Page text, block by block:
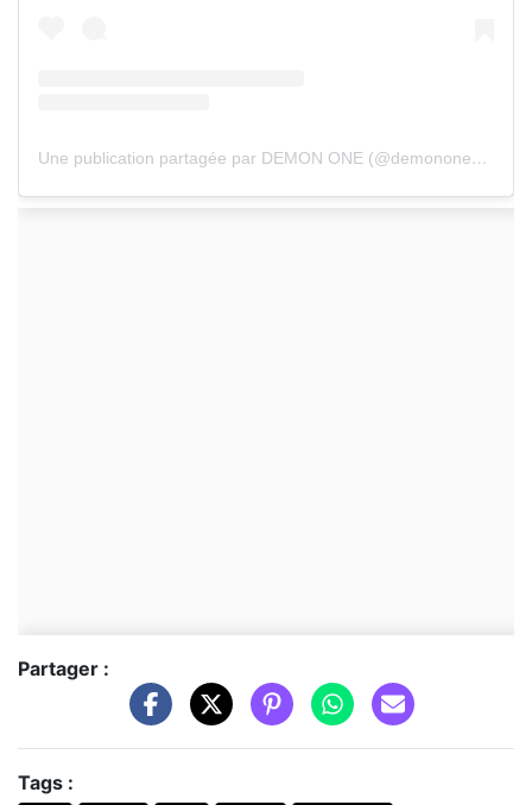
Une publication partagée par DEMON ONE (@demononeofficiel)
Partager :
Tags :